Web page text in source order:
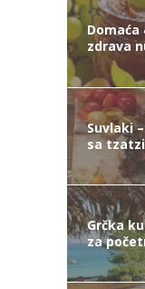
Domaća
zdrava
Suvlaki
sa
Grčka
za